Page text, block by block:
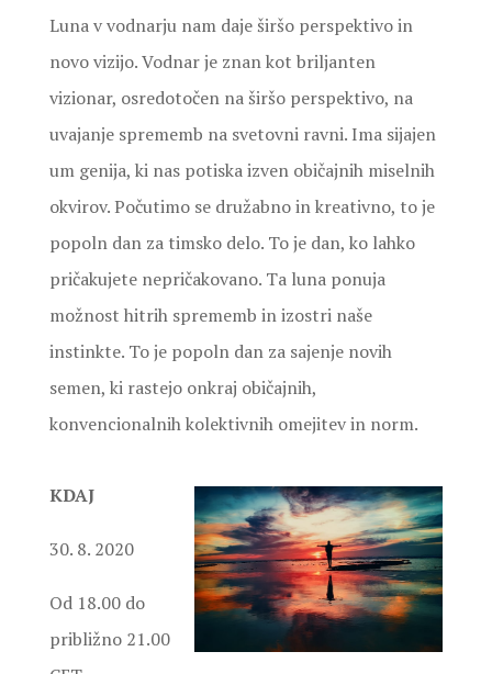
Luna v vodnarju nam daje širšo perspektivo in
novo vizijo. Vodnar je znan kot briljanten
vizionar, osredotočen na širšo perspektivo, na
uvajanje sprememb na svetovni ravni. Ima sijajen
um genija, ki nas potiska izven običajnih miselnih
okvirov. Počutimo se družabno in kreativno, to je
popoln dan za timsko delo. To je dan, ko lahko
pričakujete nepričakovano. Ta luna ponuja
možnost hitrih sprememb in izostri naše
instinkte. To je popoln dan za sajenje novih
semen, ki rastejo onkraj običajnih,
konvencionalnih kolektivnih omejitev in norm.
KDAJ
30. 8. 2020
Od 18.00 do
približno 21.00